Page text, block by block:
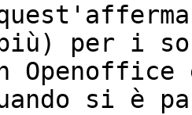
per i
si è